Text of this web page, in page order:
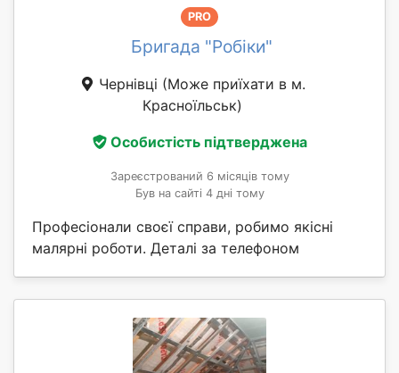
PRO
Бригада "Робіки"
Чернівці (Може приїхати в м.
Красноїльськ)
Особистість підтверджена
Зареєстрований 6 місяців тому
Був на сайті 4 дні тому
Професіонали своєї справи, робимо якісні
малярні роботи. Деталі за телефоном